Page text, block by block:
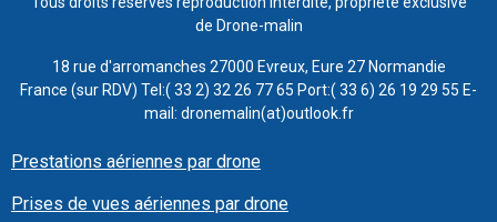
de Drone-malin
18 rue d'arromanches 27000 Evreux, Eure 27 Normandie
France (sur RDV) Tel:( 33 2) 32 26 77 65 Port:( 33 6) 26 19 29 55 E-
mail: dronemalin(at)outlook.fr
Prestations aériennes par drone
Prises de vues aériennes par drone